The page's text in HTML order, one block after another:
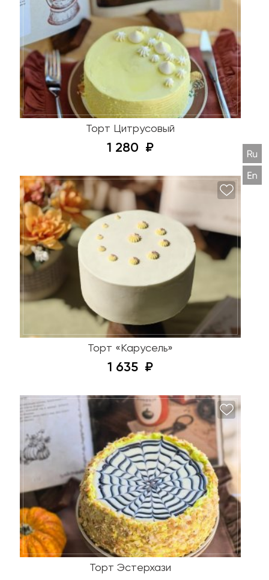
Торт Цитрусовый
1 280
Торт «Карусель»
1 635
Торт Эстерхази